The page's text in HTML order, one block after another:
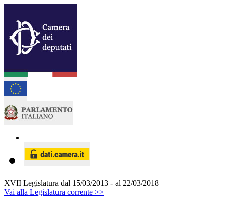
XVII Legislatura dal 15/03/2013 - al 22/03/2018
Vai alla Legislatura corrente >>